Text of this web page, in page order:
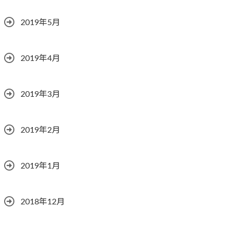
2019年5月
2019年4月
2019年3月
2019年2月
2019年1月
2018年12月